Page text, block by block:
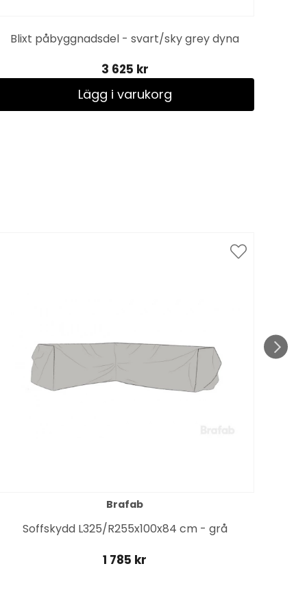
Blixt påbyggnadsdel - svart/sky grey dyna
3 625 kr
Lägg i varukorg
Brafab
Soffskydd L325/R255x100x84 cm - grå
1 785 kr